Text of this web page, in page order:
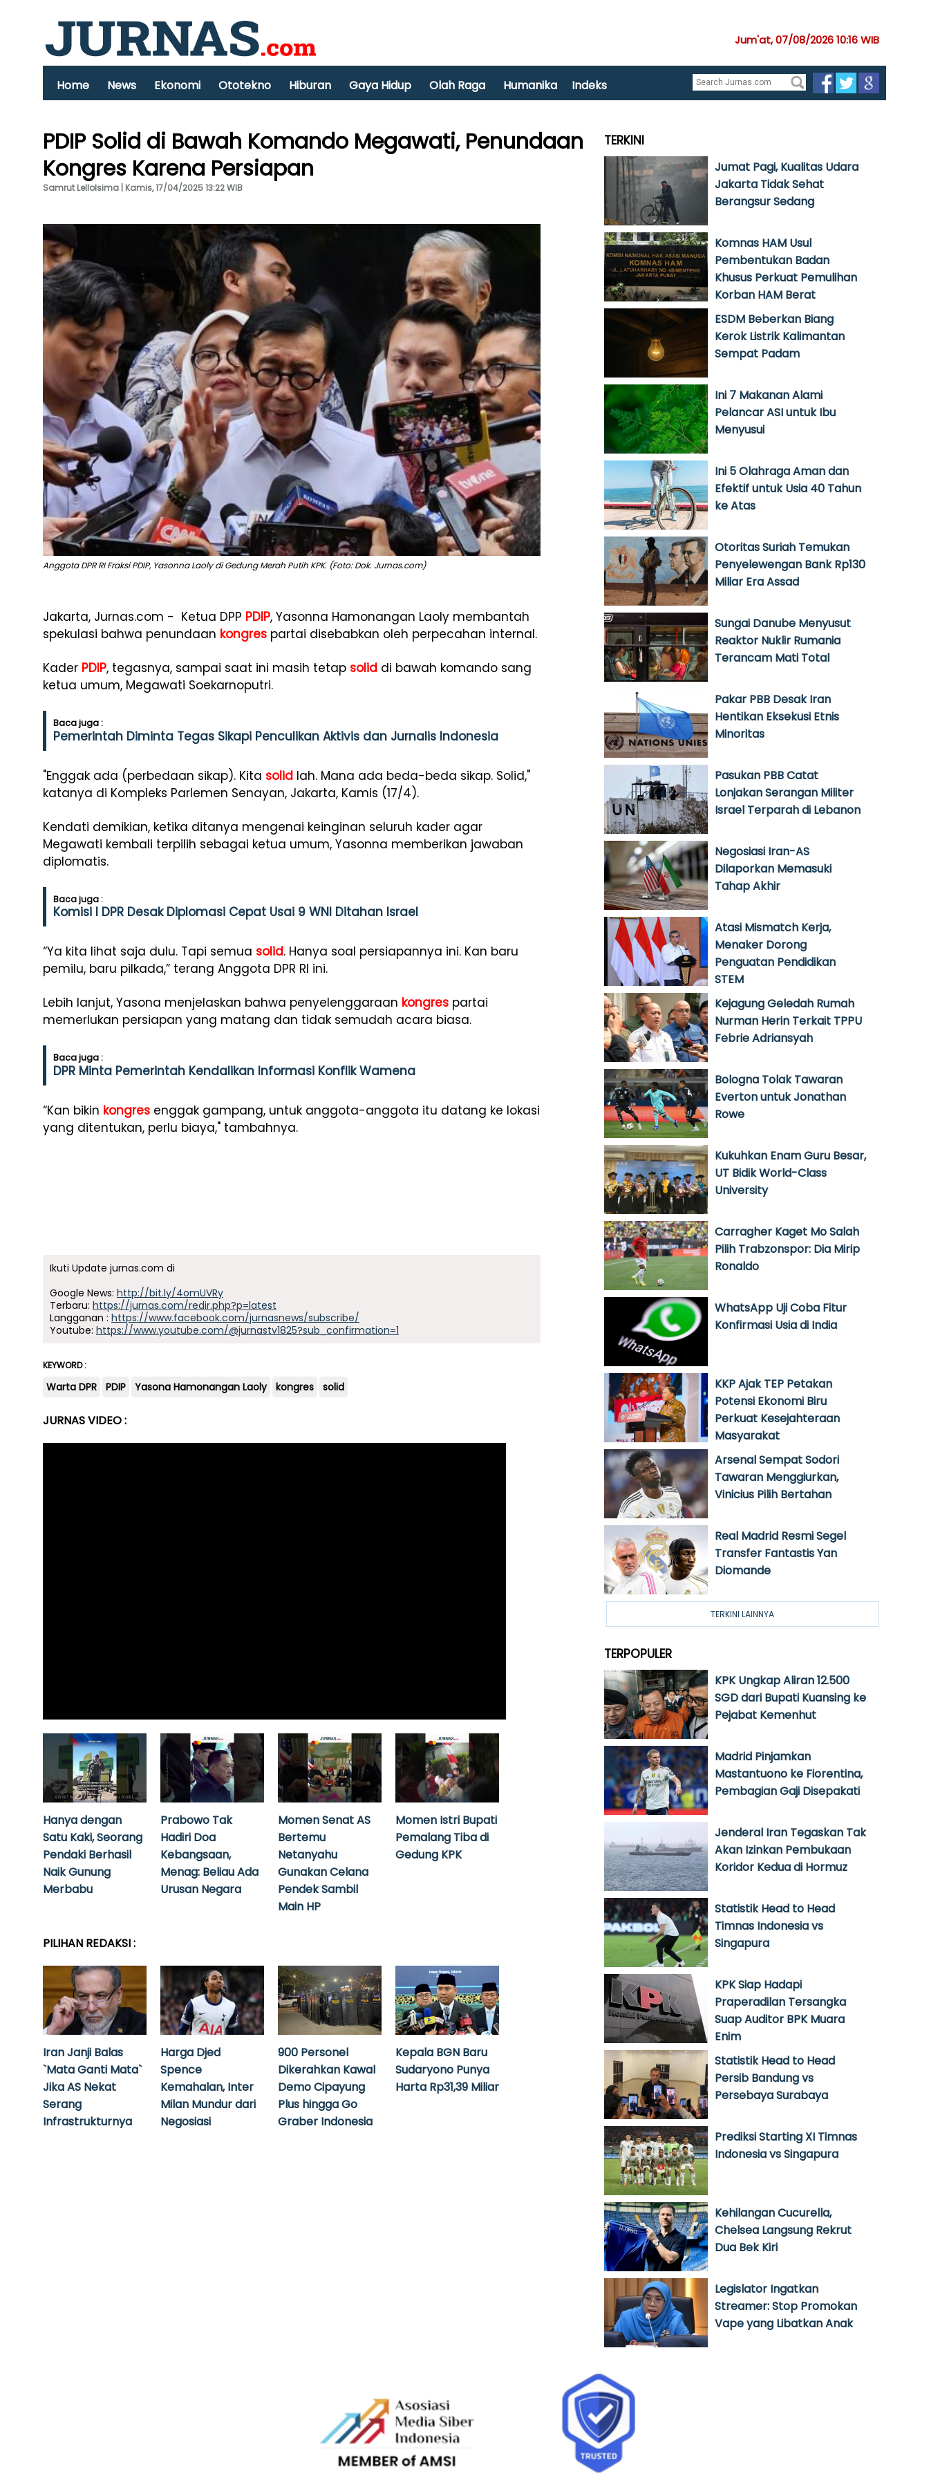
Jum'at, 07/08/2026 10:16 WIB
Home News Ekonomi Ototekno Hiburan Gaya Hidup Olah Raga Humanika Indeks
PDIP Solid di Bawah Komando Megawati, Penundaan
Kongres Karena Persiapan
Samrut Lellolsima | Kamis, 17/04/2025 13:22 WIB
Anggota DPR RI Fraksi PDIP, Yasonna Laoly di Gedung Merah Putih KPK. (Foto: Dok. Jurnas.com)
Jakarta, Jurnas.com - Ketua DPP PDIP, Yasonna Hamonangan Laoly membantah
spekulasi bahwa penundaan kongres partai disebabkan oleh perpecahan internal.
Kader PDIP, tegasnya, sampai saat ini masih tetap solid di bawah komando sang
ketua umum, Megawati Soekarnoputri.
Baca juga :
Pemerintah Diminta Tegas Sikapi Penculikan Aktivis dan Jurnalis Indonesia
"Enggak ada (perbedaan sikap). Kita solid lah. Mana ada beda-beda sikap. Solid,"
katanya di Kompleks Parlemen Senayan, Jakarta, Kamis (17/4).
Kendati demikian, ketika ditanya mengenai keinginan seluruh kader agar
Megawati kembali terpilih sebagai ketua umum, Yasonna memberikan jawaban
diplomatis.
Baca juga :
Komisi I DPR Desak Diplomasi Cepat Usai 9 WNI Ditahan Israel
“Ya kita lihat saja dulu. Tapi semua solid. Hanya soal persiapannya ini. Kan baru
pemilu, baru pilkada,” terang Anggota DPR RI ini.
Lebih lanjut, Yasona menjelaskan bahwa penyelenggaraan kongres partai
memerlukan persiapan yang matang dan tidak semudah acara biasa.
Baca juga :
DPR Minta Pemerintah Kendalikan Informasi Konflik Wamena
“Kan bikin kongres enggak gampang, untuk anggota-anggota itu datang ke lokasi
yang ditentukan, perlu biaya," tambahnya.
Ikuti Update jurnas.com di
Google News: http://bit.ly/4omUVRy
Terbaru: https://jurnas.com/redir.php?p=latest
Langganan : https://www.facebook.com/jurnasnews/subscribe/
Youtube: https://www.youtube.com/@jurnastv1825?sub_confirmation=1
KEYWORD :
Warta DPR PDIP Yasona Hamonangan Laoly kongres solid
JURNAS VIDEO :
Hanya dengan
Satu Kaki, Seorang
Pendaki Berhasil
Naik Gunung
Merbabu
Prabowo Tak
Hadiri Doa
Kebangsaan,
Menag: Beliau Ada
Urusan Negara
Momen Senat AS
Bertemu
Netanyahu
Gunakan Celana
Pendek Sambil
Main HP
Momen Istri Bupati
Pemalang Tiba di
Gedung KPK
PILIHAN REDAKSI :
Iran Janji Balas
`Mata Ganti Mata`
Jika AS Nekat
Serang
Infrastrukturnya
Harga Djed
Spence
Kemahalan, Inter
Milan Mundur dari
Negosiasi
900 Personel
Dikerahkan Kawal
Demo Cipayung
Plus hingga Go
Graber Indonesia
Kepala BGN Baru
Sudaryono Punya
Harta Rp31,39 Miliar
TERKINI
Jumat Pagi, Kualitas Udara
Jakarta Tidak Sehat
Berangsur Sedang
Komnas HAM Usul
Pembentukan Badan
Khusus Perkuat Pemulihan
Korban HAM Berat
ESDM Beberkan Biang
Kerok Listrik Kalimantan
Sempat Padam
Ini 7 Makanan Alami
Pelancar ASI untuk Ibu
Menyusui
Ini 5 Olahraga Aman dan
Efektif untuk Usia 40 Tahun
ke Atas
Otoritas Suriah Temukan
Penyelewengan Bank Rp130
Miliar Era Assad
Sungai Danube Menyusut
Reaktor Nuklir Rumania
Terancam Mati Total
Pakar PBB Desak Iran
Hentikan Eksekusi Etnis
Minoritas
Pasukan PBB Catat
Lonjakan Serangan Militer
Israel Terparah di Lebanon
Negosiasi Iran-AS
Dilaporkan Memasuki
Tahap Akhir
Atasi Mismatch Kerja,
Menaker Dorong
Penguatan Pendidikan
STEM
Kejagung Geledah Rumah
Nurman Herin Terkait TPPU
Febrie Adriansyah
Bologna Tolak Tawaran
Everton untuk Jonathan
Rowe
Kukuhkan Enam Guru Besar,
UT Bidik World-Class
University
Carragher Kaget Mo Salah
Pilih Trabzonspor: Dia Mirip
Ronaldo
WhatsApp Uji Coba Fitur
Konfirmasi Usia di India
KKP Ajak TEP Petakan
Potensi Ekonomi Biru
Perkuat Kesejahteraan
Masyarakat
Arsenal Sempat Sodori
Tawaran Menggiurkan,
Vinicius Pilih Bertahan
Real Madrid Resmi Segel
Transfer Fantastis Yan
Diomande
TERKINI LAINNYA
TERPOPULER
KPK Ungkap Aliran 12.500
SGD dari Bupati Kuansing ke
Pejabat Kemenhut
Madrid Pinjamkan
Mastantuono ke Fiorentina,
Pembagian Gaji Disepakati
Jenderal Iran Tegaskan Tak
Akan Izinkan Pembukaan
Koridor Kedua di Hormuz
Statistik Head to Head
Timnas Indonesia vs
Singapura
KPK Siap Hadapi
Praperadilan Tersangka
Suap Auditor BPK Muara
Enim
Statistik Head to Head
Persib Bandung vs
Persebaya Surabaya
Prediksi Starting XI Timnas
Indonesia vs Singapura
Kehilangan Cucurella,
Chelsea Langsung Rekrut
Dua Bek Kiri
Legislator Ingatkan
Streamer: Stop Promokan
Vape yang Libatkan Anak